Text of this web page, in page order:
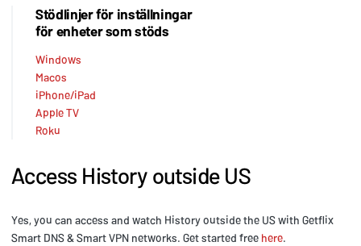
Access History outside US
Yes, you can access and watch History outside the US with Getflix
Smart DNS & Smart VPN networks. Get started free here.
Stödlinjer för inställningar
för enheter som stöds
Windows
Macos
iPhone/iPad
Apple TV
Roku